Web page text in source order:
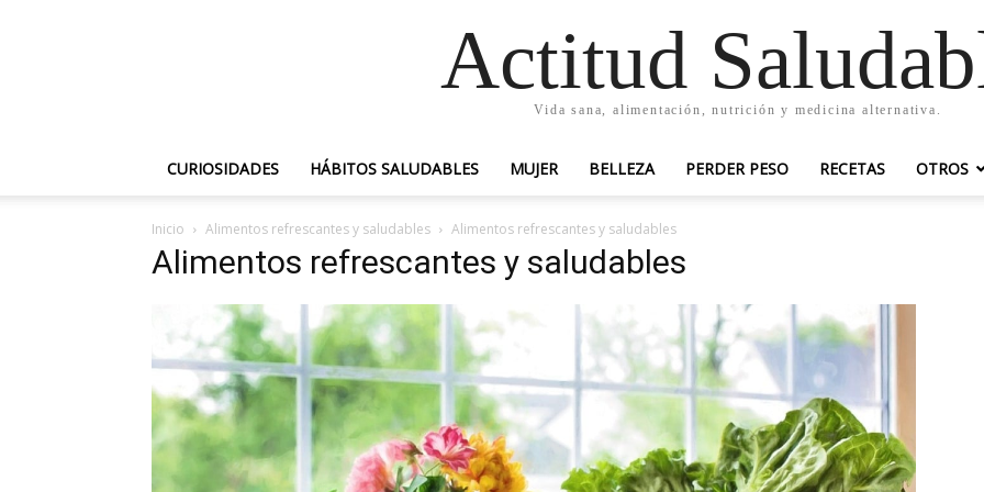
Actitud
Vida sana, alimentación, nutrición y medicina alternativa.
CURIOSIDADES HÁBITOS SALUDABLES MUJER BELLEZA PERDER PESO RECETAS OTROS
Inicio Alimentos refrescantes y saludables Alimentos refrescantes y saludables
Alimentos refrescantes y saludables